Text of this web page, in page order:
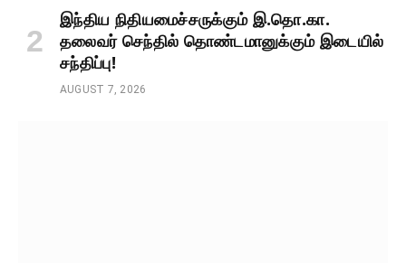
இந்திய நிதியமைச்சருக்கும் இ.தொ.கா.
தலைவர் செந்தில் தொண்டமானுக்கும் இடையில்
சந்திப்பு!
AUGUST 7, 2026